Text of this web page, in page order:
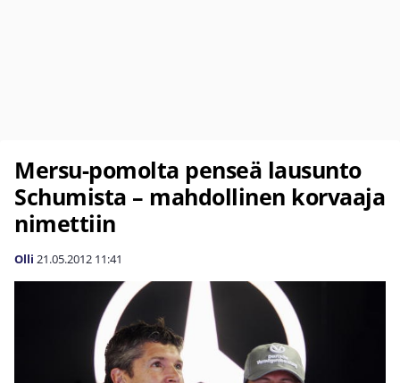
Mersu-pomolta penseä lausunto
Schumista – mahdollinen korvaaja
nimettiin
Olli 21.05.2012 11:41